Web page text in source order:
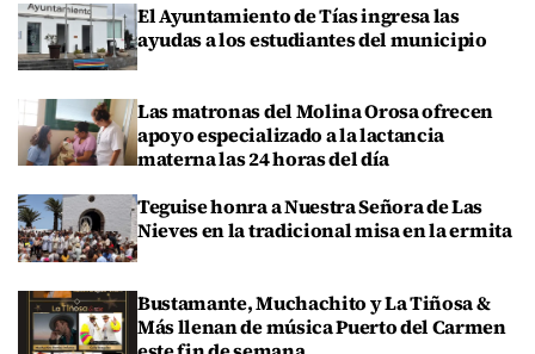
El Ayuntamiento de Tías ingresa las
ayudas a los estudiantes del municipio
Las matronas del Molina Orosa ofrecen
apoyo especializado a la lactancia
materna las 24 horas del día
Teguise honra a Nuestra Señora de Las
Nieves en la tradicional misa en la ermita
Bustamante, Muchachito y La Tiñosa &
Más llenan de música Puerto del Carmen